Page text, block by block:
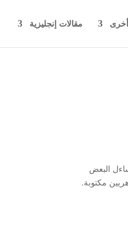
أخرى مقالات إنجليزية
البعض
مكتوبة.